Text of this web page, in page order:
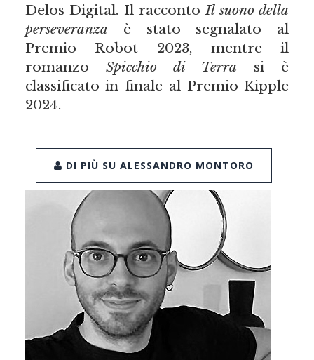
Delos Digital. Il raccontoIl suono della
perseveranza è stato segnalato al
Premio Robot 2023, mentre il
romanzoSpicchio di Terra si è
classificato in finale al Premio Kipple
2024.
DI PIÙ SU ALESSANDRO MONTORO